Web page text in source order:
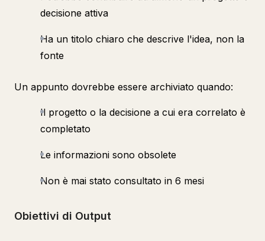
decisione attiva
Ha un titolo chiaro che descrive l'idea, non la
fonte
Un appunto dovrebbe essere archiviato quando:
Il progetto o la decisione a cui era correlato è
completato
Le informazioni sono obsolete
Non è mai stato consultato in 6 mesi
Obiettivi di Output